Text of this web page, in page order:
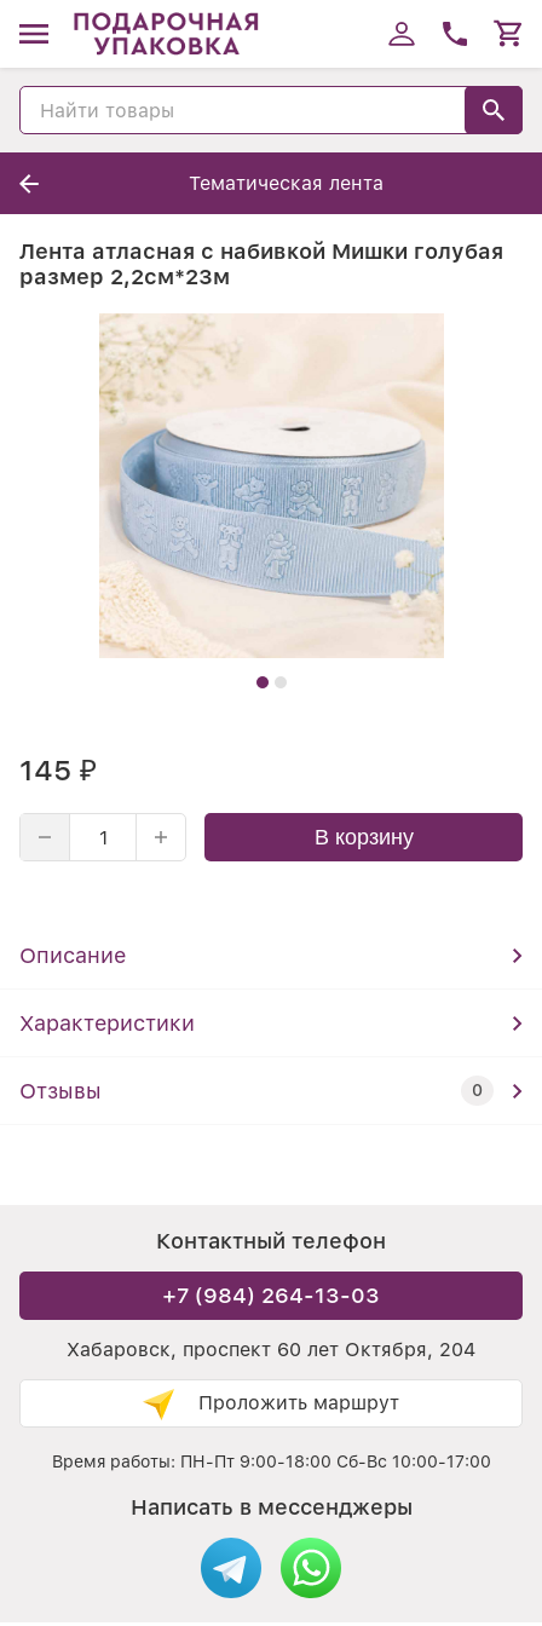
Тематическая лента
Лента атласная с набивкой Мишки голубая
размер 2,2см*23м
145 ₽
В корзину
Описание
Характеристики
Отзывы 0
Контактный телефон
+7 (984) 264-13-03
Хабаровск, проспект 60 лет Октября, 204
Проложить маршрут
Время работы: ПН-Пт 9:00-18:00 Сб-Вс 10:00-17:00
Написать в мессенджеры